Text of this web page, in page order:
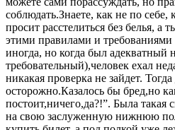
соблюдать.Знаете, как не по себе,
просит расстелиться без белья, а
этими правилами и требованиями
иногда, но когда был адекватный
требовательный),человек ехал
никакая проверка не зайдет.
осторожно.Казалось бы бред,но
постоит,ничего,да?!”. Была такая
на свою заслуженную нижнюю